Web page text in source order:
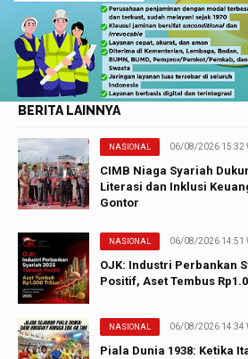
BERITA LAINNYA
NASIONAL 06/08/2026 15:32
CIMB Niaga Syariah
Literasi dan Inklusi
Gontor
NASIONAL 06/08/2026 14:51
OJK: Industri Perbankan
Positif, Aset Tembus
NASIONAL 06/08/2026 14:34
Piala Dunia 1938: Ketika